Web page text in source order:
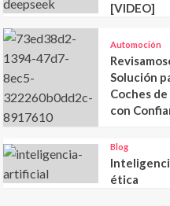
[VIDEO]
Automoción
Solución
Coches
con
Blog
ética